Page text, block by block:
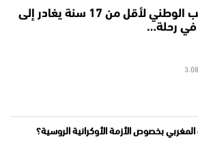
المنتخب الوطني لأقل من 17 سنة يغادر إلى
في رحلة…
بخصوص الأزمة الأوكرانية الروسية؟